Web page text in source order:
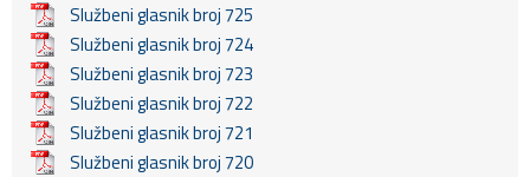
Službeni glasnik broj 725
Službeni glasnik broj 724
Službeni glasnik broj 723
Službeni glasnik broj 722
Službeni glasnik broj 721
Službeni glasnik broj 720